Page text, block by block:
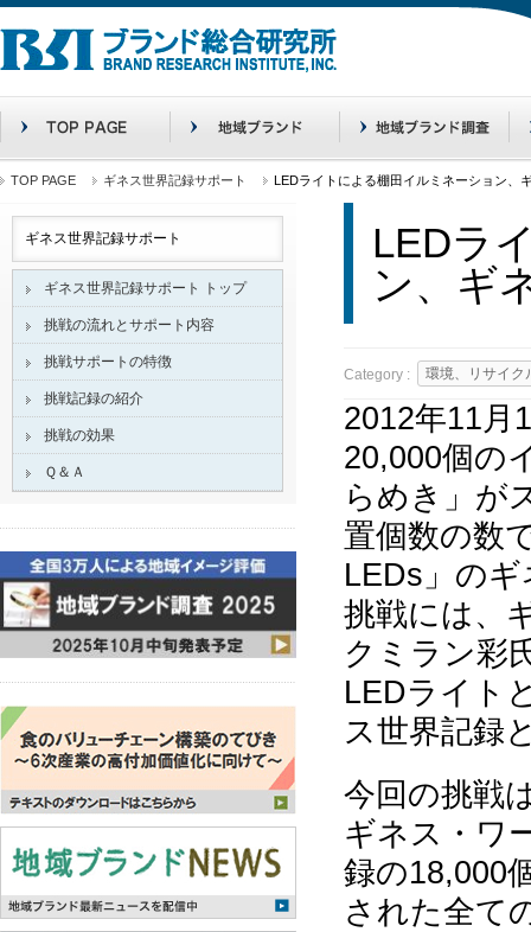
TOP PAGE ギネス世界記録サポート LEDライトによる棚田イルミネーション、
LEDラ
ン、ギ
Category : 環境、リサイク
2012年11月
20,000個の
らめき」が
置個数の数
LEDs」の
挑戦には、
クミラン彩
LEDライト
ス世界記録
今回の挑戦
ギネス・ワ
録の18,000
された全て
ギネス世界記録サポート
ギネス世界記録サポート トップ
挑戦の流れとサポート内容
挑戦サポートの特徴
挑戦記録の紹介
挑戦の効果
Ｑ＆Ａ